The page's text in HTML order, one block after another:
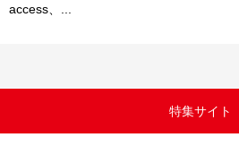
access、...
特集サイト